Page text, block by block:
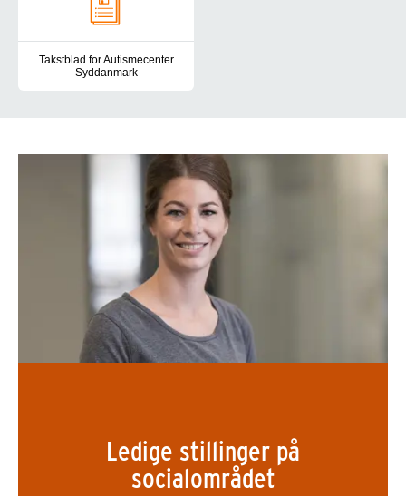
Takstblad for Autismecenter
Syddanmark
Ledige stillinger på
socialområdet